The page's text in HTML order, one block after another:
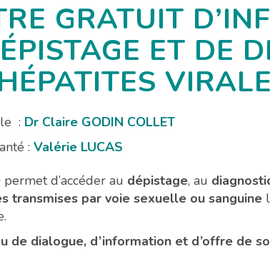
GRATUIT
ET DE
: Dr Claire GODIN COLLET
:Valérie LUCAS
permet d’accéder au dépistage, au
transmises par voie sexuelle ou sanguine
de dialogue, d’information et d’offre de